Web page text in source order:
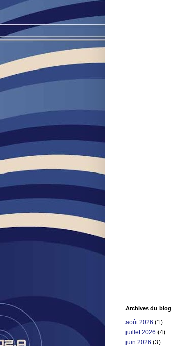
Archives du blog
août 2026 (1)
juillet 2026 (4)
juin 2026 (3)